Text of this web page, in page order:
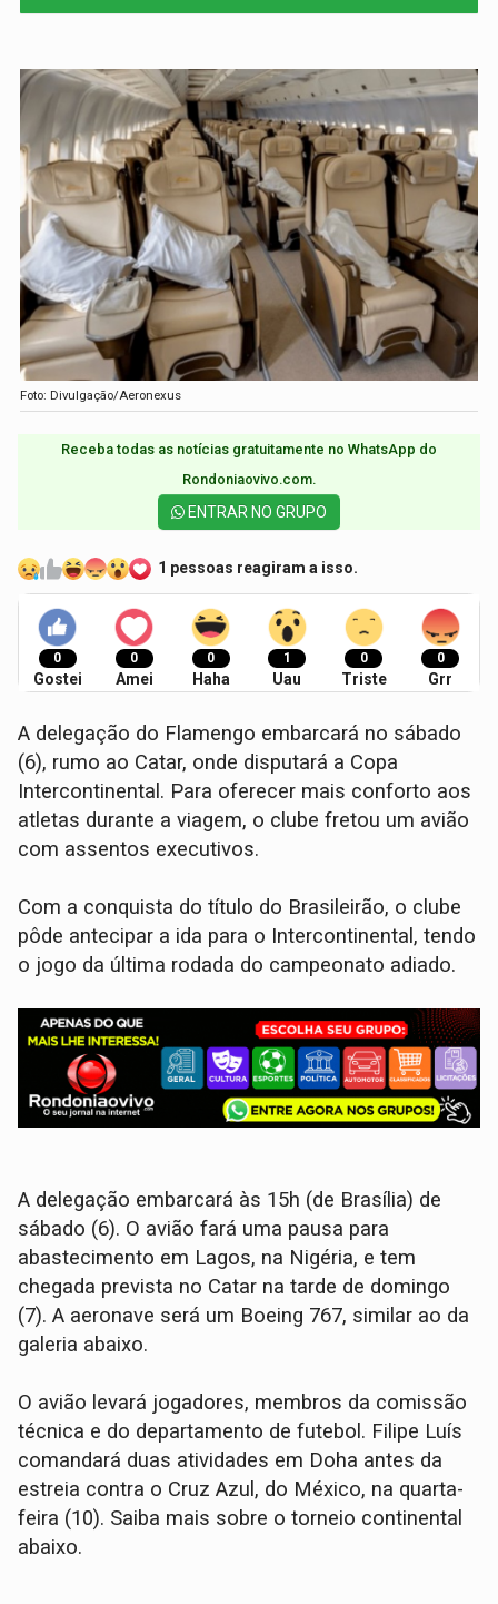
Foto: Divulgação/Aeronexus
Receba todas as notícias gratuitamente no WhatsApp do
Rondoniaovivo.com.​
ENTRAR NO GRUPO
1 pessoas reagiram a isso.
0
Gostei
0
Amei
0
Haha
1
Uau
0
Triste
0
Grr
A delegação do Flamengo embarcará no sábado
(6), rumo ao Catar, onde disputará a Copa
Intercontinental. Para oferecer mais conforto aos
atletas durante a viagem, o clube fretou um avião
com assentos executivos.
Com a conquista do título do Brasileirão, o clube
pôde antecipar a ida para o Intercontinental, tendo
o jogo da última rodada do campeonato adiado.
A delegação embarcará às 15h (de Brasília) de
sábado (6). O avião fará uma pausa para
abastecimento em Lagos, na Nigéria, e tem
chegada prevista no Catar na tarde de domingo
(7). A aeronave será um Boeing 767, similar ao da
galeria abaixo.
O avião levará jogadores, membros da comissão
técnica e do departamento de futebol. Filipe Luís
comandará duas atividades em Doha antes da
estreia contra o Cruz Azul, do México, na quarta-
feira (10). Saiba mais sobre o torneio continental
abaixo.